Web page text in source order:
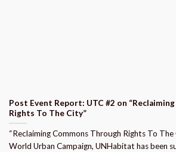
Post Event Report: UTC #2 on
Rights To The City”
“Reclaiming Commons Through Rights To The
World Urban Campaign, UNHabitat has been